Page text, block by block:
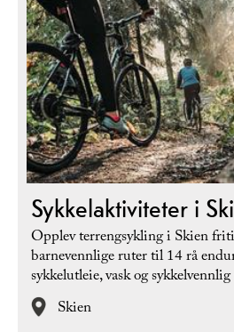
Sykkelaktiviteter i
Opplev terrengsykling i Skien
barnevennlige ruter til 14 rå
sykkelutleie, vask og
Skien